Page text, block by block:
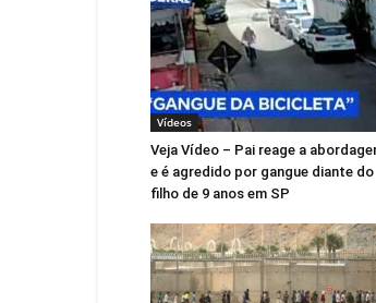
Vídeos
Veja Vídeo – Pai reage a
e é agredido por gangue diante do
filho de 9 anos em SP